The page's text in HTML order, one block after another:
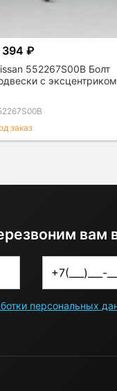
394 ₽
552267S00B Болт
с эксцентриком
заказ
вам
персональных